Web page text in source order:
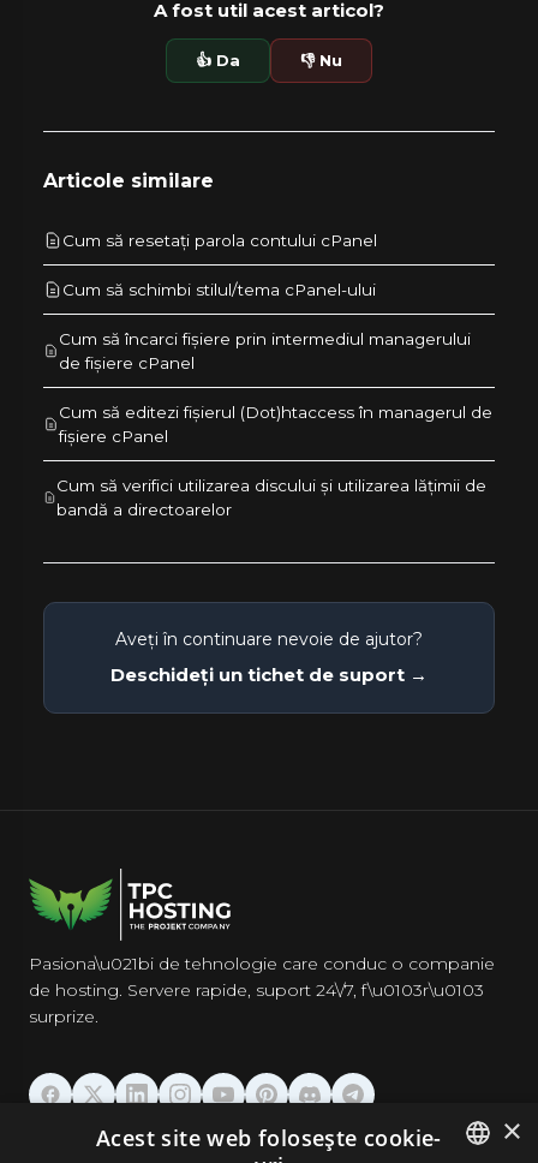
A fost util acest articol?
👍 Da 👎 Nu
Articole similare
Cum să resetați parola contului cPanel
Cum să schimbi stilul/tema cPanel-ului
Cum să încarci fișiere prin intermediul managerului
de fișiere cPanel
Cum să editezi fișierul (Dot)htaccess în managerul de
fișiere cPanel
Cum să verifici utilizarea discului și utilizarea lățimii de
bandă a directoarelor
Aveți în continuare nevoie de ajutor?
Deschideți un tichet de suport →
Pasiona\u021bi de tehnologie care conduc o companie
de hosting. Servere rapide, suport 24\/7, f\u0103r\u0103
surprize.
GĂZDUIRE ×
Acest site web folosește cookie-